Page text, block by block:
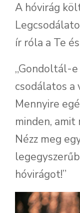
A hóvirág
ír róla a Te
„Gondoltál-
csodálatos a
Mennyire
minden,
Nézz meg
hóvirágot!”